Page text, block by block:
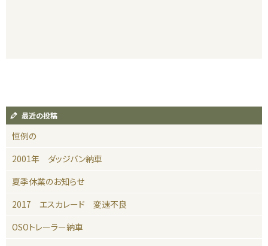
最近の投稿
恒例の
2001年 ダッジバン納車
夏季休業のお知らせ
2017 エスカレード 変速不良
OSOトレーラー納車